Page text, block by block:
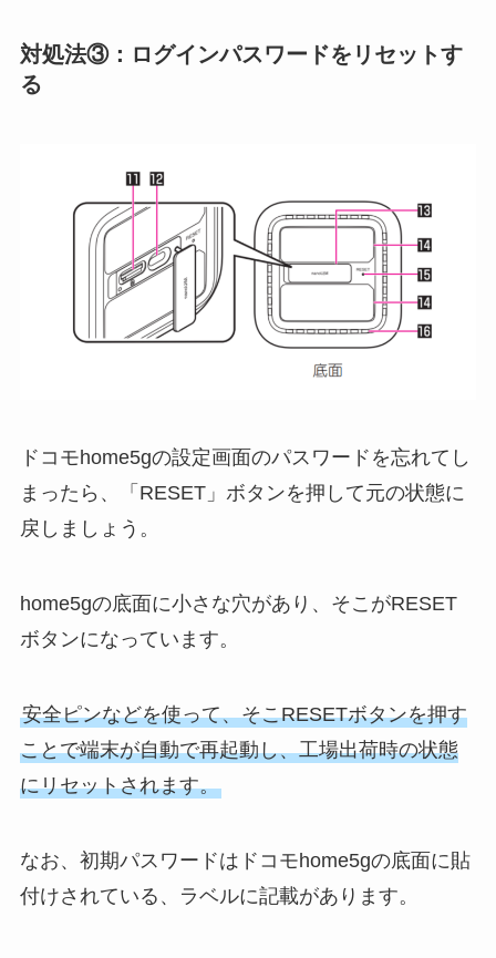
対処法③：ログインパスワードをリセットす
る
ドコモhome5gの設定画面のパスワードを忘れてし
まったら、「RESET」ボタンを押して元の状態に
戻しましょう。
home5gの底面に小さな穴があり、そこがRESET
ボタンになっています。
安全ピンなどを使って、そこRESETボタンを押す
ことで端末が自動で再起動し、工場出荷時の状態
にリセットされます。
なお、初期パスワードはドコモhome5gの底面に貼
付けされている、ラベルに記載があります。